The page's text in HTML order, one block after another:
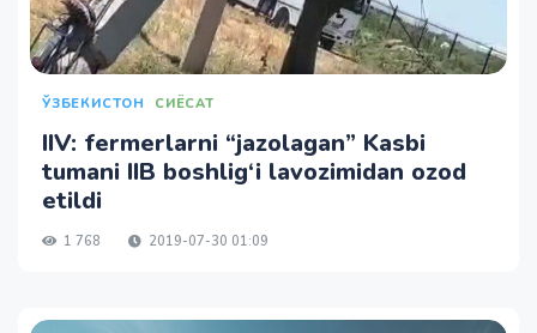
ЎЗБЕКИСТОН СИЁСАТ
IIV: fermerlarni “jazolagan” Kasbi
tumani IIB boshlig‘i lavozimidan ozod
etildi
1 768 2019-07-30 01:09